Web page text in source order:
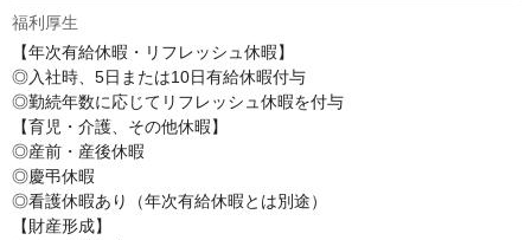
福利厚生
【年次有給休暇・リフレッシュ休暇】
◎入社時、5日または10日有給休暇付与
◎勤続年数に応じてリフレッシュ休暇を付与
【育児・介護、その他休暇】
◎産前・産後休暇
◎慶弔休暇
◎看護休暇あり（年次有給休暇とは別途）
【財産形成】